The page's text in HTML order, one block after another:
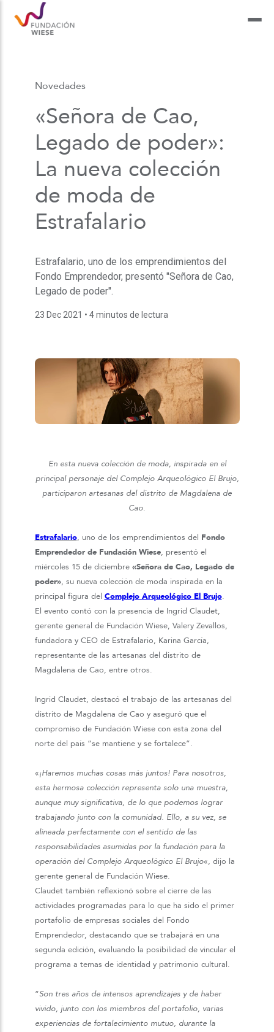
Novedades
«Señora de Cao,
Legado de poder»:
La nueva colección
de moda de
Estrafalario
Estrafalario, uno de los emprendimientos del
Fondo Emprendedor, presentó "Señora de Cao,
Legado de poder".
23 Dec 2021 • 4 minutos de lectura
En esta nueva colección de moda, inspirada en el
principal personaje del Complejo Arqueológico El Brujo,
participaron artesanas del distrito de Magdalena de
Cao.
Estrafalario, uno de los emprendimientos del Fondo
Emprendedor de Fundación Wiese, presentó el
miércoles 15 de diciembre «Señora de Cao, Legado de
poder», su nueva colección de moda inspirada en la
principal figura del Complejo Arqueológico El Brujo.
El evento contó con la presencia de Ingrid Claudet,
gerente general de Fundación Wiese, Valery Zevallos,
fundadora y CEO de Estrafalario, Karina García,
representante de las artesanas del distrito de
Magdalena de Cao, entre otros.
Ingrid Claudet, destacó el trabajo de las artesanas del
distrito de Magdalena de Cao y aseguró que el
compromiso de Fundación Wiese con esta zona del
norte del país “se mantiene y se fortalece”.
«¡Haremos muchas cosas más juntos! Para nosotros,
esta hermosa colección representa solo una muestra,
aunque muy significativa, de lo que podemos lograr
trabajando junto con la comunidad. Ello, a su vez, se
alineada perfectamente con el sentido de las
responsabilidades asumidas por la fundación para la
operación del Complejo Arqueológico El Brujo«, dijo la
gerente general de Fundación Wiese.
Claudet también reflexionó sobre el cierre de las
actividades programadas para lo que ha sido el primer
portafolio de empresas sociales del Fondo
Emprendedor, destacando que se trabajará en una
segunda edición, evaluando la posibilidad de vincular el
programa a temas de identidad y patrimonio cultural.
“Son tres años de intensos aprendizajes y de haber
vivido, junto con los miembros del portafolio, varias
experiencias de fortalecimiento mutuo, durante la